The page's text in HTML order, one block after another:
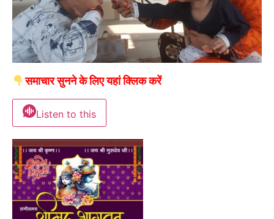
समाचार सुनने के लिए यहां क्लिक करें
Listen to this